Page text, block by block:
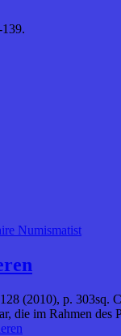
Numismatist
(2010), p.
im Rahmen des